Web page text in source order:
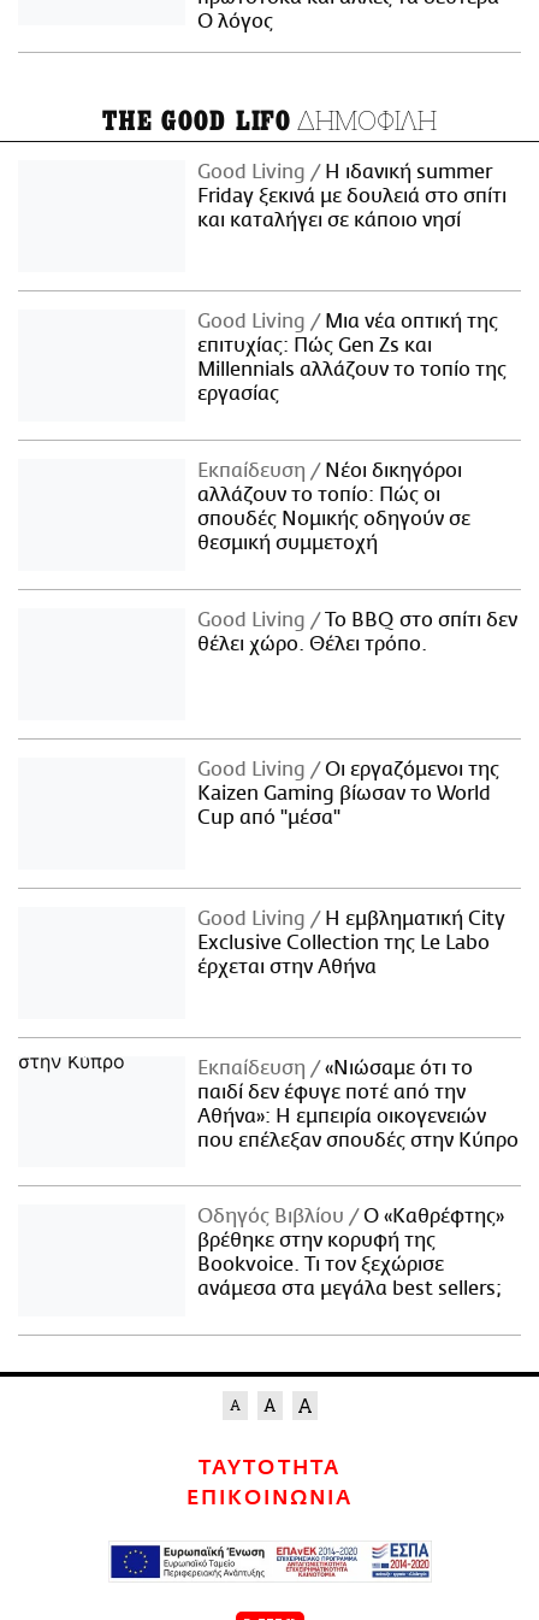
Ο λόγος
THE GOOD LIFO ΔΗΜΟΦΙΛΗ
Good Living
Η ιδανική summer
Friday ξεκινά με δουλειά στο σπίτι
και καταλήγει σε κάποιο νησί
Good Living
Μια νέα οπτική της
επιτυχίας: Πώς Gen Zs και
Millennials αλλάζουν το τοπίο της
εργασίας
Εκπαίδευση
Νέοι δικηγόροι
αλλάζουν το τοπίο: Πώς οι
σπουδές Νομικής οδηγούν σε
θεσμική συμμετοχή
Good Living
Το BBQ στο σπίτι δεν
θέλει χώρο. Θέλει τρόπο.
Good Living
Οι εργαζόμενοι της
Kaizen Gaming βίωσαν το World
Cup από "μέσα"
Good Living
Η εμβληματική City
Exclusive Collection της Le Labo
έρχεται στην Αθήνα
Εκπαίδευση
«Νιώσαμε ότι το
παιδί δεν έφυγε ποτέ από την
Αθήνα»: Η εμπειρία οικογενειών
που επέλεξαν σπουδές στην Κύπρο
Οδηγός Βιβλίου
Ο «Καθρέφτης»
βρέθηκε στην κορυφή της
Bookvoice. Τι τον ξεχώρισε
ανάμεσα στα μεγάλα best sellers;
ΤΑΥΤΟΤΗΤΑ
ΕΠΙΚΟΙΝΩΝΙΑ